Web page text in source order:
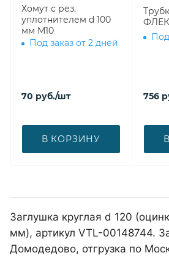
Хомут с рез.
уплотнителем d 100
мм М10
Под заказ от 2 дней
70 руб./шт
В КОРЗИНУ
756
Заглушка круглая d 120
мм), артикул VTL-00148744.
Домодедово, отгрузка по